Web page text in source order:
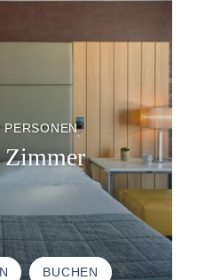
Zimmer
BUCHEN